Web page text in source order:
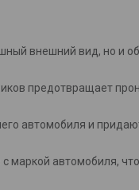
внешний вид, но и
предотвращает
автомобиля и
маркой автомобиля,